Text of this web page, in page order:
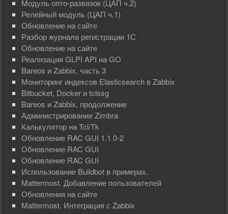
Mодуль опто-развязок (ЦАП ч.2)
Релейный модуль (ЦАП ч.1)
Обновление на сайте
Разбор журнала регистрации 1С
Обновление на сайте
Реализация GLPI API на GO
Bareos и Zabbix, часть 3
Мониторинг индексов Elasticsearch в Zabbix
Bitbucket, Docker и tclssg
Bareos и Zabbix, продолжение
Администрирование Zimbra
Калькулятор на Tcl/Tk
Обновление RAC GUI 1.1.0-2
Обновление RAC GUI
Обновление RAC GUI
Использование Buildbot в примерах.
Mattermost. Добавление пользователей
Обновления на сайте
Mattermost. Интеграция с Zabbix